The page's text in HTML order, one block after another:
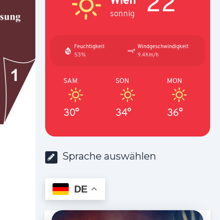
sonnig
Feuchtigkeit
53%
Windgeschwindigkeit
9.4Km/h
SAM
30°
SON
34°
MON
36°
Sprache auswählen
DE